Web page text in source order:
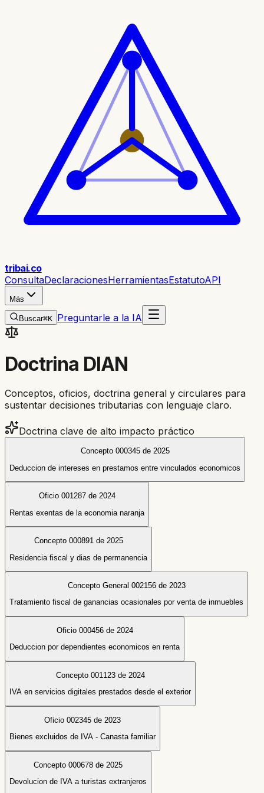
tribai.co
ConsultaDeclaracionesHerramientasEstatutoAPI
Más
Buscar⌘K Preguntarle a la IA
Doctrina DIAN
Conceptos, oficios, doctrina general y circulares para
sustentar decisiones tributarias con lenguaje claro.
Doctrina clave de alto impacto práctico
Concepto 000345 de 2025
Deduccion de intereses en prestamos entre vinculados economicos
Oficio 001287 de 2024
Rentas exentas de la economia naranja
Concepto 000891 de 2025
Residencia fiscal y dias de permanencia
Concepto General 002156 de 2023
Tratamiento fiscal de ganancias ocasionales por venta de inmuebles
Oficio 000456 de 2024
Deduccion por dependientes economicos en renta
Concepto 001123 de 2024
IVA en servicios digitales prestados desde el exterior
Oficio 002345 de 2023
Bienes excluidos de IVA - Canasta familiar
Concepto 000678 de 2025
Devolucion de IVA a turistas extranjeros